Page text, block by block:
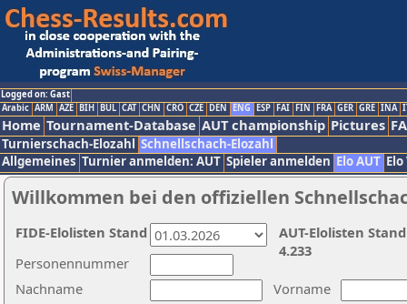
Logged on: Gast
Arabic ARM AZE BIH BUL CAT CHN CRO CZE DEN ENG ESP FAI FIN FRA GER GRE INA
Home Tournament-Database AUT championship Pictures
Turnierschach-Elozahl Schnellschach-Elozahl
Allgemeines Turnier anmelden: AUT Spieler anmelden Elo AUT
Willkommen bei den offiziellen
Nachname
Vorname
Personennummer
AUT-Elolisten
4.233
FIDE-Elolisten Stand